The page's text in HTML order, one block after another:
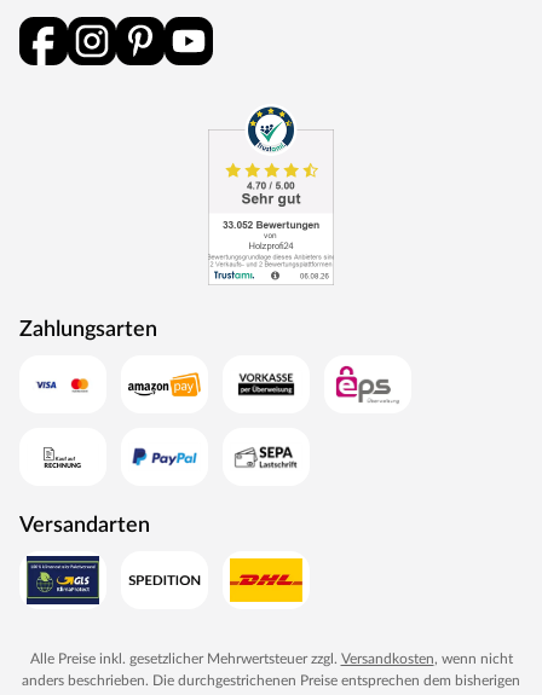
Zahlungsarten
Versandarten
Alle Preise inkl. gesetzlicher Mehrwertsteuer zzgl. Versandkosten, wenn nicht
anders beschrieben. Die durchgestrichenen Preise entsprechen dem bisherigen